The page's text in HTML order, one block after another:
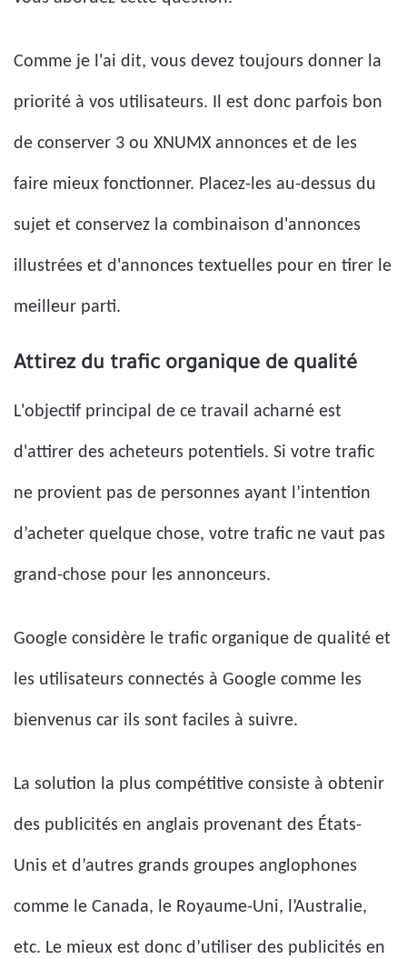
Comme je l'ai dit, vous devez toujours donner la
priorité à vos utilisateurs. Il est donc parfois bon
de conserver 3 ou XNUMX annonces et de les
faire mieux fonctionner. Placez-les au-dessus du
sujet et conservez la combinaison d'annonces
illustrées et d'annonces textuelles pour en tirer le
meilleur parti.
Attirez du trafic organique de qualité
L'objectif principal de ce travail acharné est
d'attirer des acheteurs potentiels. Si votre trafic
ne provient pas de personnes ayant l’intention
d’acheter quelque chose, votre trafic ne vaut pas
grand-chose pour les annonceurs.
Google considère le trafic organique de qualité et
les utilisateurs connectés à Google comme les
bienvenus car ils sont faciles à suivre.
La solution la plus compétitive consiste à obtenir
des publicités en anglais provenant des États-
Unis et d’autres grands groupes anglophones
comme le Canada, le Royaume-Uni, l’Australie,
etc. Le mieux est donc d’utiliser des publicités en